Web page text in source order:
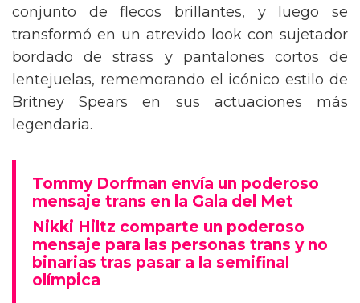
conjunto de flecos brillantes, y luego se
transformó en un atrevido look con sujetador
bordado de strass y pantalones cortos de
lentejuelas, rememorando el icónico estilo de
Britney Spears en sus actuaciones más
legendaria.
Tommy Dorfman envía un poderoso
mensaje trans en la Gala del Met
Nikki Hiltz comparte un poderoso
mensaje para las personas trans y no
binarias tras pasar a la semifinal
olímpica